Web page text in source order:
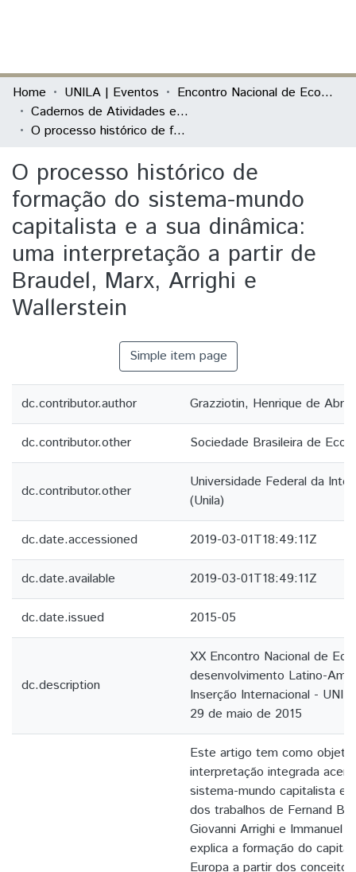
Communities & Collections
All of DSpace
Home UNILA | Eventos
Encontro Nacional de Economia Política
Cadernos de Atividades e Resumos
O processo histórico de formação do sistema-mundo capitalista e a sua dinâmica: uma interpretação a partir de Braudel, Marx, Arrighi e Wallerstein
O processo histórico de
formação do sistema-mundo
capitalista e a sua dinâmica:
uma interpretação a partir de
Braudel, Marx, Arrighi e
Wallerstein
Simple item page
dc.contributor.author Grazziotin, Henrique de
dc.contributor.other Sociedade Brasileira de
dc.contributor.other
Universidade Federal da
(Unila)
dc.date.accessioned 2019-03-01T18:49:11Z
dc.date.available 2019-03-01T18:49:11Z
dc.date.issued 2015-05
dc.description
XX Encontro Nacional de
desenvolvimento Latino-
Inserção Internacional -
29 de maio de 2015
Este artigo tem como
interpretação integrada
sistema-mundo capitalista e
dos trabalhos de Fernand
Giovanni Arrighi e Immanuel
explica a formação do
Europa a partir dos